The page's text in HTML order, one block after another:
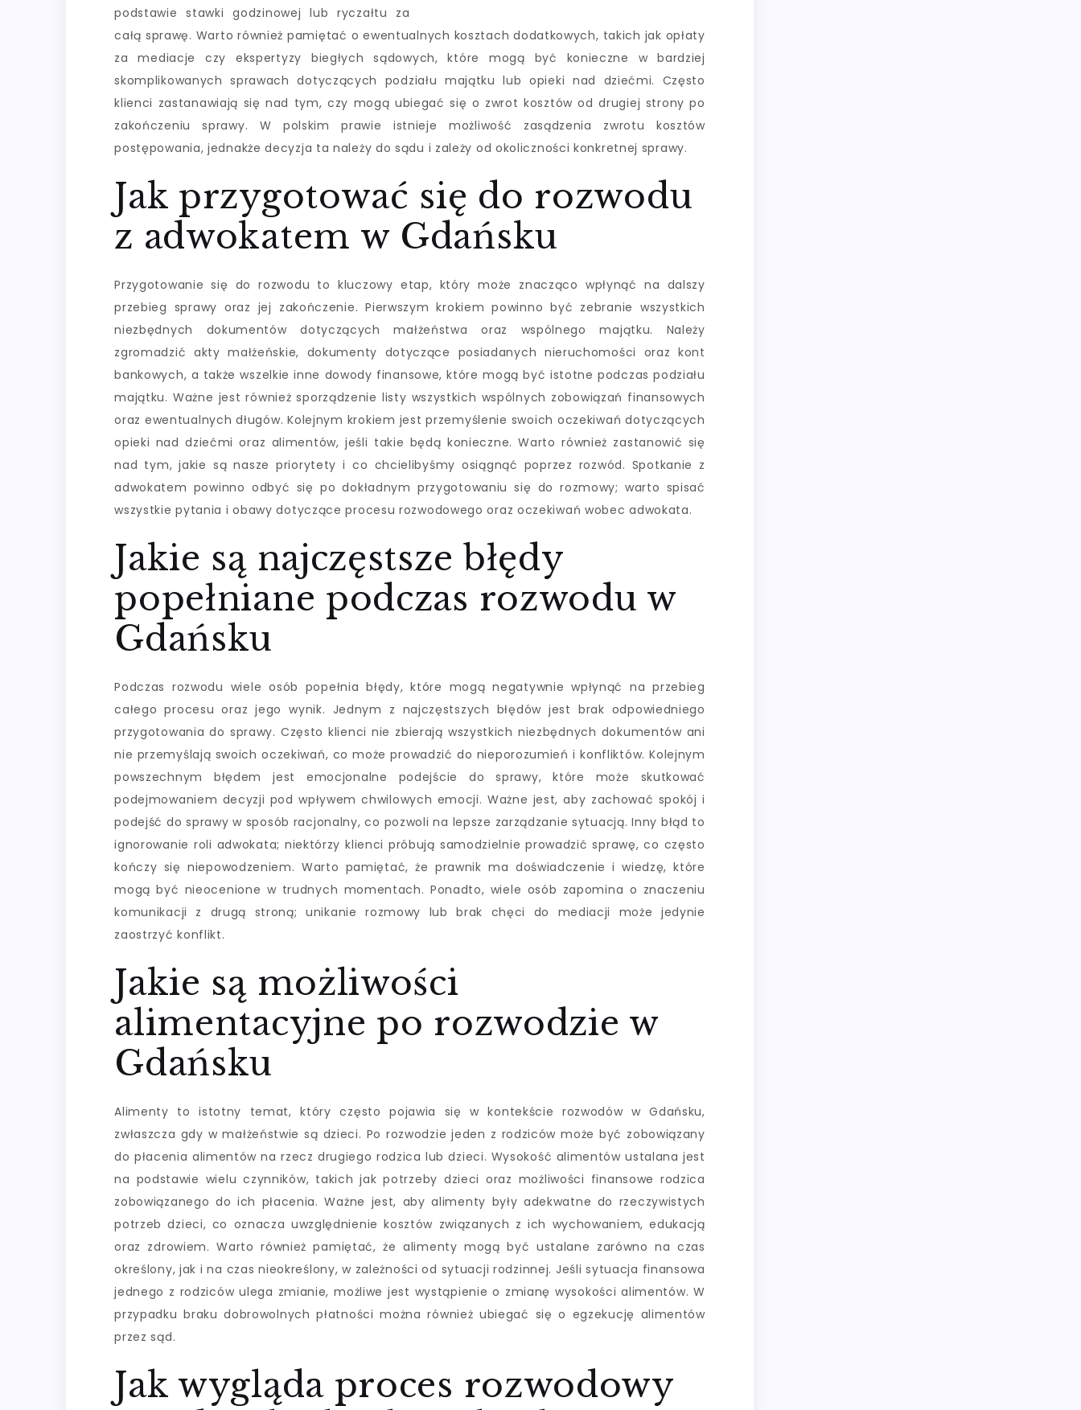
podstawie stawki godzinowej lub ryczałtu za
całą sprawę. Warto również pamiętać o ewentualnych kosztach dodatkowych, takich jak opłaty
za mediacje czy ekspertyzy biegłych sądowych, które mogą być konieczne w bardziej
skomplikowanych sprawach dotyczących podziału majątku lub opieki nad dziećmi. Często
klienci zastanawiają się nad tym, czy mogą ubiegać się o zwrot kosztów od drugiej strony po
zakończeniu sprawy. W polskim prawie istnieje możliwość zasądzenia zwrotu kosztów
postępowania, jednakże decyzja ta należy do sądu i zależy od okoliczności konkretnej sprawy.
Jak przygotować się do rozwodu
z adwokatem w Gdańsku
Przygotowanie się do rozwodu to kluczowy etap, który może znacząco wpłynąć na dalszy
przebieg sprawy oraz jej zakończenie. Pierwszym krokiem powinno być zebranie wszystkich
niezbędnych dokumentów dotyczących małżeństwa oraz wspólnego majątku. Należy
zgromadzić akty małżeńskie, dokumenty dotyczące posiadanych nieruchomości oraz kont
bankowych, a także wszelkie inne dowody finansowe, które mogą być istotne podczas podziału
majątku. Ważne jest również sporządzenie listy wszystkich wspólnych zobowiązań finansowych
oraz ewentualnych długów. Kolejnym krokiem jest przemyślenie swoich oczekiwań dotyczących
opieki nad dziećmi oraz alimentów, jeśli takie będą konieczne. Warto również zastanowić się
nad tym, jakie są nasze priorytety i co chcielibyśmy osiągnąć poprzez rozwód. Spotkanie z
adwokatem powinno odbyć się po dokładnym przygotowaniu się do rozmowy; warto spisać
wszystkie pytania i obawy dotyczące procesu rozwodowego oraz oczekiwań wobec adwokata.
Jakie są najczęstsze błędy
popełniane podczas rozwodu w
Gdańsku
Podczas rozwodu wiele osób popełnia błędy, które mogą negatywnie wpłynąć na przebieg
całego procesu oraz jego wynik. Jednym z najczęstszych błędów jest brak odpowiedniego
przygotowania do sprawy. Często klienci nie zbierają wszystkich niezbędnych dokumentów ani
nie przemyślają swoich oczekiwań, co może prowadzić do nieporozumień i konfliktów. Kolejnym
powszechnym błędem jest emocjonalne podejście do sprawy, które może skutkować
podejmowaniem decyzji pod wpływem chwilowych emocji. Ważne jest, aby zachować spokój i
podejść do sprawy w sposób racjonalny, co pozwoli na lepsze zarządzanie sytuacją. Inny błąd to
ignorowanie roli adwokata; niektórzy klienci próbują samodzielnie prowadzić sprawę, co często
kończy się niepowodzeniem. Warto pamiętać, że prawnik ma doświadczenie i wiedzę, które
mogą być nieocenione w trudnych momentach. Ponadto, wiele osób zapomina o znaczeniu
komunikacji z drugą stroną; unikanie rozmowy lub brak chęci do mediacji może jedynie
zaostrzyć konflikt.
Jakie są możliwości
alimentacyjne po rozwodzie w
Gdańsku
Alimenty to istotny temat, który często pojawia się w kontekście rozwodów w Gdańsku,
zwłaszcza gdy w małżeństwie są dzieci. Po rozwodzie jeden z rodziców może być zobowiązany
do płacenia alimentów na rzecz drugiego rodzica lub dzieci. Wysokość alimentów ustalana jest
na podstawie wielu czynników, takich jak potrzeby dzieci oraz możliwości finansowe rodzica
zobowiązanego do ich płacenia. Ważne jest, aby alimenty były adekwatne do rzeczywistych
potrzeb dzieci, co oznacza uwzględnienie kosztów związanych z ich wychowaniem, edukacją
oraz zdrowiem. Warto również pamiętać, że alimenty mogą być ustalane zarówno na czas
określony, jak i na czas nieokreślony, w zależności od sytuacji rodzinnej. Jeśli sytuacja finansowa
jednego z rodziców ulega zmianie, możliwe jest wystąpienie o zmianę wysokości alimentów. W
przypadku braku dobrowolnych płatności można również ubiegać się o egzekucję alimentów
przez sąd.
Jak wygląda proces rozwodowy